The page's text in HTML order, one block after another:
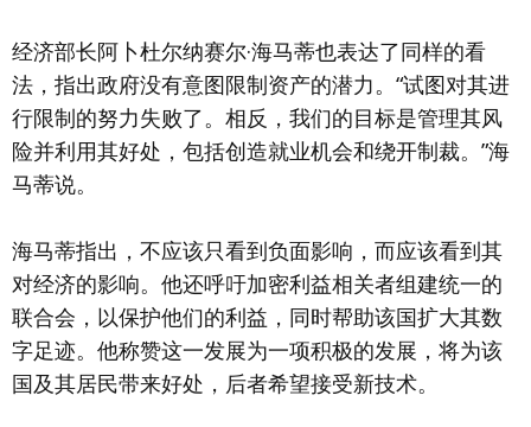
经济部长阿卜杜尔纳赛尔·海马蒂也表达了同样的看
法，指出政府没有意图限制资产的潜力。“试图对其进
行限制的努力失败了。相反，我们的目标是管理其风
险并利用其好处，包括创造就业机会和绕开制裁。”海
马蒂说。
海马蒂指出，不应该只看到负面影响，而应该看到其
对经济的影响。他还呼吁加密利益相关者组建统一的
联合会，以保护他们的利益，同时帮助该国扩大其数
字足迹。他称赞这一发展为一项积极的发展，将为该
国及其居民带来好处，后者希望接受新技术。